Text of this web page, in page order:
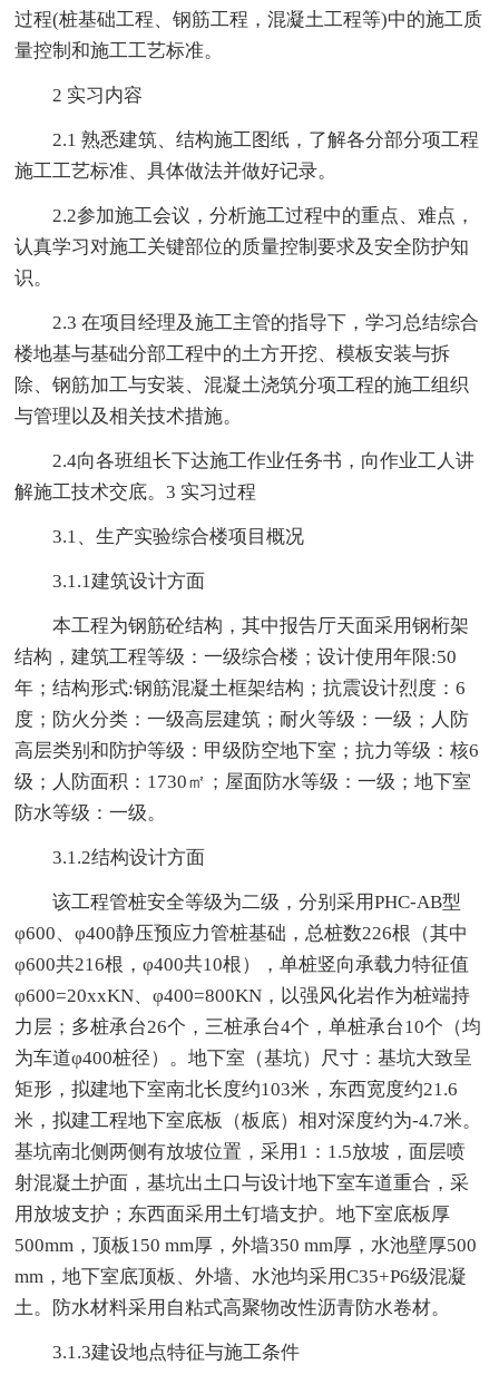
过程(桩基础工程、钢筋工程，混凝土工程等)中的施工质
量控制和施工工艺标准。
2 实习内容
2.1 熟悉建筑、结构施工图纸，了解各分部分项工程
施工工艺标准、具体做法并做好记录。
2.2参加施工会议，分析施工过程中的重点、难点，
认真学习对施工关键部位的质量控制要求及安全防护知
识。
2.3 在项目经理及施工主管的指导下，学习总结综合
楼地基与基础分部工程中的土方开挖、模板安装与拆
除、钢筋加工与安装、混凝土浇筑分项工程的施工组织
与管理以及相关技术措施。
2.4向各班组长下达施工作业任务书，向作业工人讲
解施工技术交底。3 实习过程
3.1、生产实验综合楼项目概况
3.1.1建筑设计方面
本工程为钢筋砼结构，其中报告厅天面采用钢桁架
结构，建筑工程等级：一级综合楼；设计使用年限:50
年；结构形式:钢筋混凝土框架结构；抗震设计烈度：6
度；防火分类：一级高层建筑；耐火等级：一级；人防
高层类别和防护等级：甲级防空地下室；抗力等级：核6
级；人防面积：1730㎡；屋面防水等级：一级；地下室
防水等级：一级。
3.1.2结构设计方面
该工程管桩安全等级为二级，分别采用PHC-AB型
φ600、φ400静压预应力管桩基础，总桩数226根（其中
φ600共216根，φ400共10根），单桩竖向承载力特征值
φ600=20xxKN、φ400=800KN，以强风化岩作为桩端持
力层；多桩承台26个，三桩承台4个，单桩承台10个（均
为车道φ400桩径）。地下室（基坑）尺寸：基坑大致呈
矩形，拟建地下室南北长度约103米，东西宽度约21.6
米，拟建工程地下室底板（板底）相对深度约为-4.7米。
基坑南北侧两侧有放坡位置，采用1：1.5放坡，面层喷
射混凝土护面，基坑出土口与设计地下室车道重合，采
用放坡支护；东西面采用土钉墙支护。地下室底板厚
500mm，顶板150 mm厚，外墙350 mm厚，水池壁厚500
mm，地下室底顶板、外墙、水池均采用C35+P6级混凝
土。防水材料采用自粘式高聚物改性沥青防水卷材。
3.1.3建设地点特征与施工条件